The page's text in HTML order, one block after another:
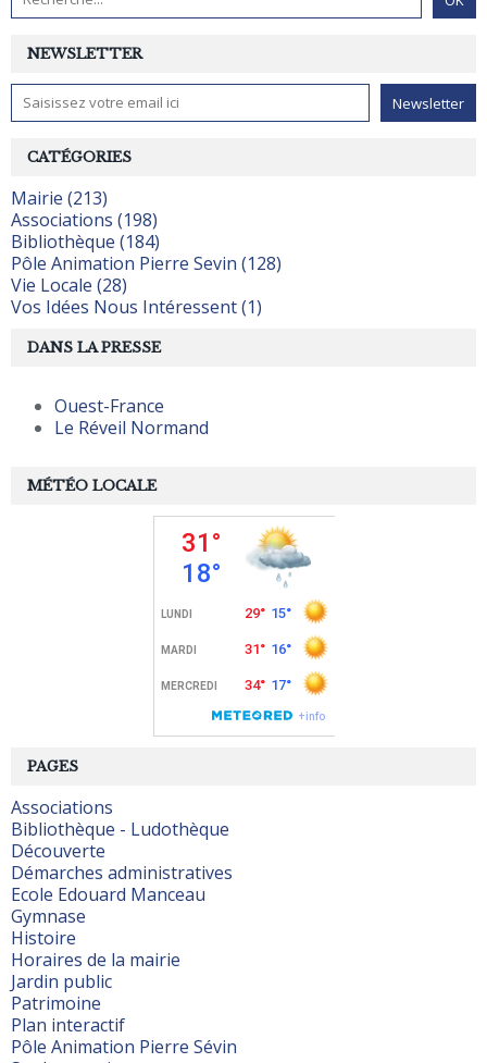
NEWSLETTER
PAGES
Associations
Bibliothèque - Ludothèque
Découverte
Démarches administratives
Ecole Edouard Manceau
Gymnase
Histoire
Horaires de la mairie
Jardin public
Patrimoine
Plan interactif
Pôle Animation Pierre Sévin
CATÉGORIES
Mairie (213)
Associations (198)
Bibliothèque (184)
Pôle Animation Pierre Sevin (128)
Vie Locale (28)
Vos Idées Nous Intéressent (1)
MÉTÉO LOCALE
DANS LA PRESSE
Ouest-France
Le Réveil Normand